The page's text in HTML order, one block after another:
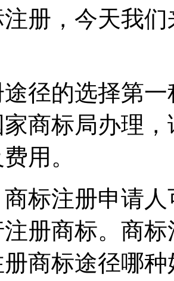
注册，今天我
径的选择第
商标局办理
用。
标注册申请
册商标。商
商标途径哪